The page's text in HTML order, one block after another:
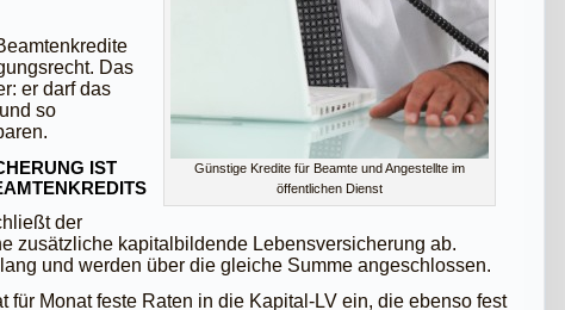
Günstige Kredite für Beamte und Angestellte im
öffentlichen Dienst
Das
er darf das
so
IST
der
zusätzliche kapitalbildende Lebensversicherung ab.
und werden über die gleiche Summe angeschlossen.
für Monat feste Raten in die Kapital-LV ein, die ebenso fest